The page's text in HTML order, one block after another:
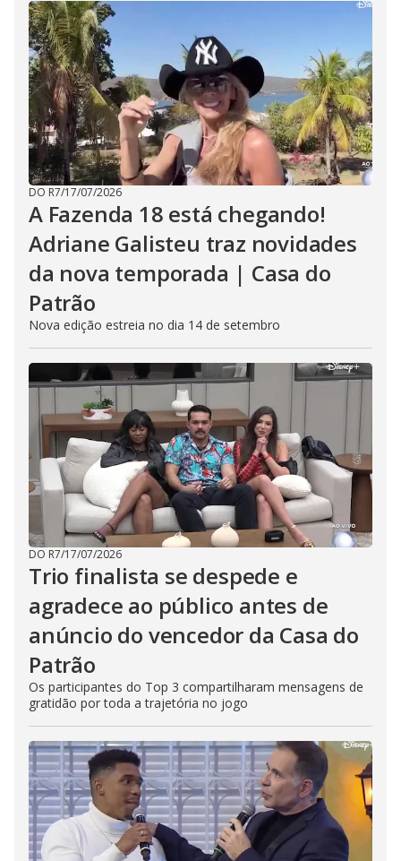
DO R7/17/07/2026
A Fazenda 18 está chegando!
Adriane Galisteu traz novidades
da nova temporada | Casa do
Patrão
Nova edição estreia no dia 14 de setembro
DO R7/17/07/2026
Trio finalista se despede e
agradece ao público antes de
anúncio do vencedor da Casa do
Patrão
Os participantes do Top 3 compartilharam mensagens de
gratidão por toda a trajetória no jogo